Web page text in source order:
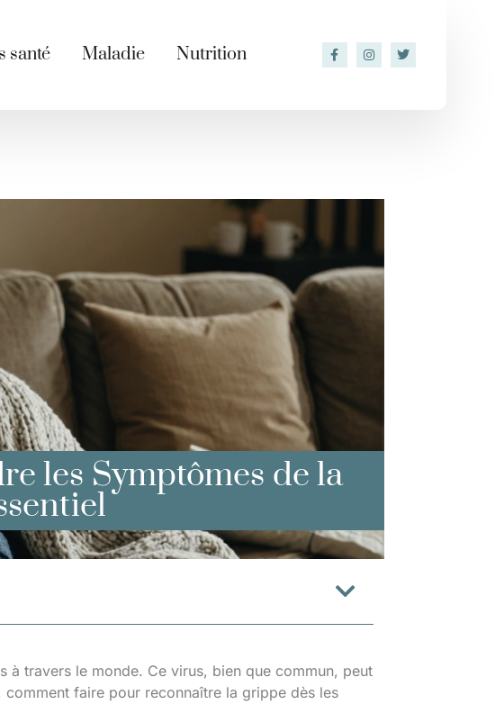
santé Maladie Nutrition
les Symptômes de la
à travers le monde. Ce virus, bien que commun, peut
faire pour reconnaître la grippe dès les